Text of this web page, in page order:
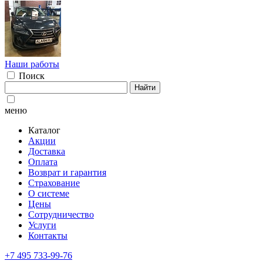
Наши работы
Поиск
Найти
меню
Каталог
Акции
Доставка
Оплата
Возврат и гарантия
Страхование
О системе
Цены
Сотрудничество
Услуги
Контакты
+7 495 733-99-76